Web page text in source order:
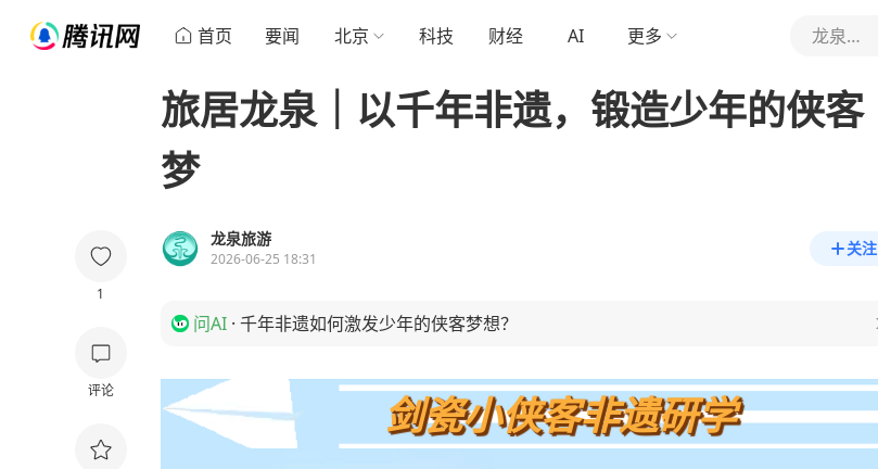
首页 要闻 北京 科技 财经 AI 更多 龙泉旅游
1
评论
旅居龙泉｜以千年非遗，锻造少年的侠客
梦
龙泉旅游
2026-06-25 18:31
关注
问AI · 千年非遗如何激发少年的侠客梦想？
剑瓷小侠客非遗研学